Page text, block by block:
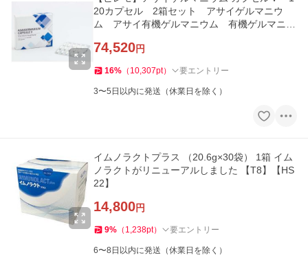
20カプセル 2箱セット アサイゲルマニウ
ム アサイ有機ゲルマニウム 有機ゲルマニウ
74,520円
16% （ 10,307pt） 要エントリー
3〜5日以内に発送（休業日を除く）
イムノラクトプラス （20.6g×30袋） 1箱 イム
ノラクトがリニューアルしました 【T8】【HS
22】
14,800円
9% （ 1,238pt） 要エントリー
6〜8日以内に発送（休業日を除く）